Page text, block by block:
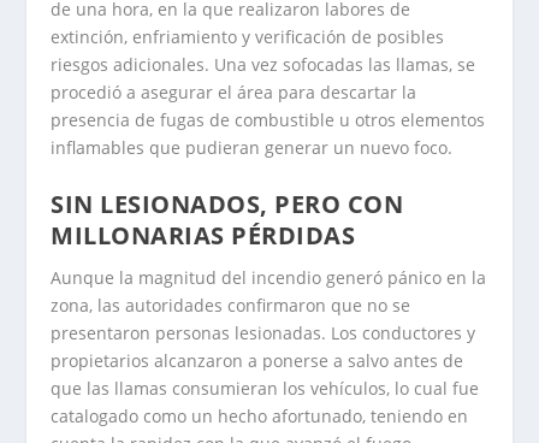
de una hora, en la que realizaron labores de
extinción, enfriamiento y verificación de posibles
riesgos adicionales. Una vez sofocadas las llamas, se
procedió a asegurar el área para descartar la
presencia de fugas de combustible u otros elementos
inflamables que pudieran generar un nuevo foco.
SIN LESIONADOS, PERO CON
MILLONARIAS PÉRDIDAS
Aunque la magnitud del incendio generó pánico en la
zona, las autoridades confirmaron que no se
presentaron personas lesionadas. Los conductores y
propietarios alcanzaron a ponerse a salvo antes de
que las llamas consumieran los vehículos, lo cual fue
catalogado como un hecho afortunado, teniendo en